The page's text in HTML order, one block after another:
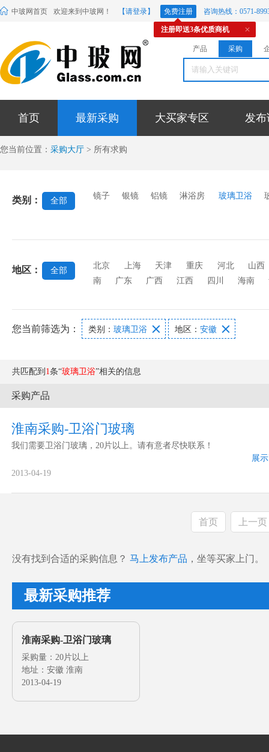
中玻网首页 欢迎来到中玻网！ 【请登录】 免费注册 咨询热线：0571-
注册即送3条优质商机
产品 采购
首页 最新采购 大买家专区 发布
您当前位置： 采购大厅 > 所有求购
类别： 全部
镜子 银镜 铝镜 淋浴房 玻璃卫浴
地区： 全部
北京 上海 天津 重庆 河北
山西
南
广东 广西 江西 四川 海南
您当前筛选为： 类别： 玻璃卫浴  地区： 安徽 
共匹配到 1条“玻璃卫浴”相关的信息
采购产品
淮南采购-卫浴门玻璃
我们需要卫浴门玻璃，20片以上。请有意者尽快联系！
展
2013-04-19
首页 上一页
没有找到合适的采购信息？ 马上发布产品 ，坐等买家上门。
最新采购推荐
淮南采购-卫浴门玻璃
采购量：20片以上
地址：安徽 淮南
2013-04-19